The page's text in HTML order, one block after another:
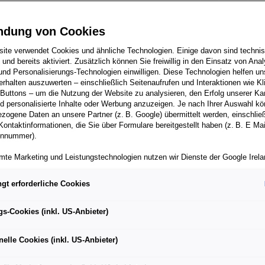
Aerodynamik mit mehr als 1.000 Kilogramm Abtrieb bei
mit angepassten Federraten
mit verbessertem Ansprechverhalten
reinrassige Motorsporttechnologie auf die Straße
neuen Manthey Kit lässt sich die Performance des
auf der Rundstrecke durch bessere aerodynamische
und optimierte Bremskomponenten noch weiter steigern.
von Cookies
verwendet Cookies und ähnliche Technologien. Einige davon sind
und bereits aktiviert. Zusätzlich können Sie freiwillig in den Einsatz von
Personalisierungs-Technologien einwilligen. Diese Technologien helfen
auszuwerten – einschließlich Seitenaufrufen und Interaktionen wie
– um die Nutzung der Website zu analysieren, den Erfolg unserer
personalisierte Inhalte oder Werbung anzuzeigen. Je nach Ihrer Auswahl
Daten an unsere Partner (z. B. Google) übermittelt werden,
die Sie über Formulare bereitgestellt haben (z. B. E
Marketing und Leistungstechnologien nutzen wir Dienste der Google
Datenschutzniveau; staatliche Zugriffe und eingeschränkte
können nicht ausgeschlossen werden. Die Übermittlung
einen personalisierten Link auf unsere Website gelangen und Marketing
von dem Ihnen zugeordneten Händler bzw. im Falle eines Porsche
erforderliche Cookies
Cookies (inkl. US-Anbieter)
Cookies (inkl. US-Anbieter)